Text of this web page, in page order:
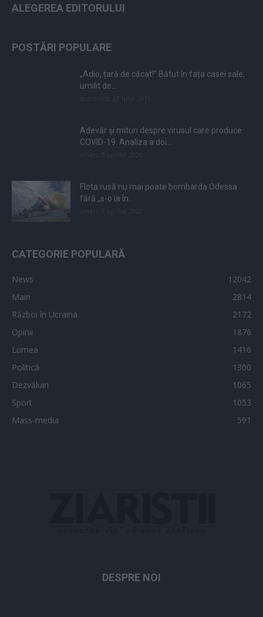
ALEGEREA EDITORULUI
POSTĂRI POPULARE
„Adio, țară de căcat!” Bătut în fața casei sale,
umilit de...
Adevăr și mituri despre virusul care produce
COVID-19. Analiza a doi...
Flota rusă nu mai poate bombarda Odessa
fără „s-o ia în...
CATEGORIE POPULARĂ
News
12042
Main
2814
Război în Ucraina
2172
Opinii
1876
Lumea
1416
Politică
1300
Dezvăluiri
1065
Sport
1053
Mass-media
591
DESPRE NOI